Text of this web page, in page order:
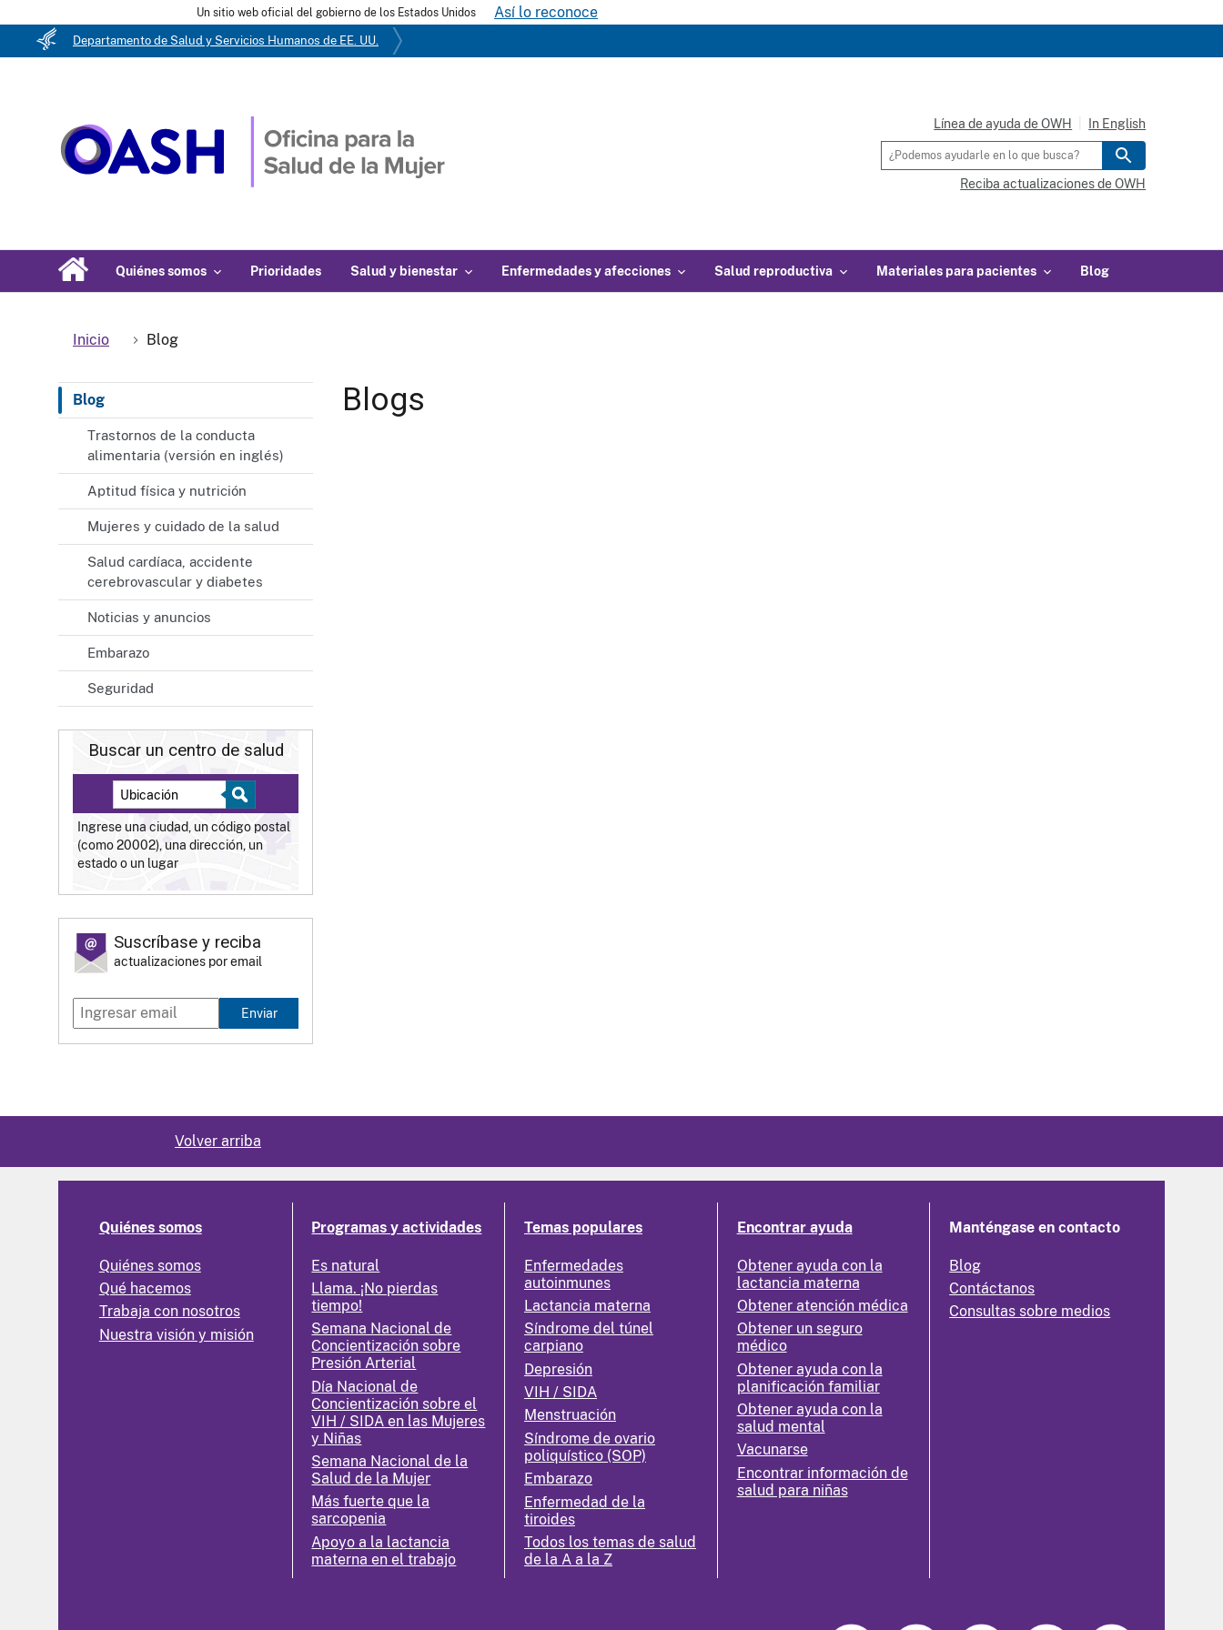
Un sitio web oficial del gobierno de los Estados Unidos Así lo reconoce
Departamento de Salud y Servicios Humanos de EE. UU.
Quiénes somos Prioridades Salud y bienestar Enfermedades y afecciones Salud reproductiva Materiales para pacientes Blog
Línea de ayuda de OWH In English
Reciba actualizaciones de OWH
Inicio Blog
Blog
Trastornos de la conducta
alimentaria (versión en inglés)
Aptitud física y nutrición
Mujeres y cuidado de la salud
Salud cardíaca, accidente
cerebrovascular y diabetes
Noticias y anuncios
Embarazo
Seguridad
Buscar un centro de salud
Ingrese una ciudad, un código postal
(como 20002), una dirección, un
estado o un lugar
Suscríbase y reciba
actualizaciones por email
Enviar
Blogs
Volver arriba
Quiénes somos
Quiénes somos
Qué hacemos
Trabaja con nosotros
Nuestra visión y misión
Programas y actividades
Es natural
Llama. ¡No pierdas
tiempo!
Semana Nacional de
Concientización sobre
Presión Arterial
Día Nacional de
Concientización sobre el
VIH / SIDA en las Mujeres
y Niñas
Semana Nacional de la
Salud de la Mujer
Más fuerte que la
sarcopenia
Apoyo a la lactancia
materna en el trabajo
Temas populares
Enfermedades
autoinmunes
Lactancia materna
Síndrome del túnel
carpiano
Depresión
VIH / SIDA
Menstruación
Síndrome de ovario
poliquístico (SOP)
Embarazo
Enfermedad de la
tiroides
Todos los temas de salud
de la A a la Z
Encontrar ayuda
Obtener ayuda con la
lactancia materna
Obtener atención médica
Obtener un seguro
médico
Obtener ayuda con la
planificación familiar
Obtener ayuda con la
salud mental
Vacunarse
Encontrar información de
salud para niñas
Manténgase en contacto
Blog
Contáctanos
Consultas sobre medios